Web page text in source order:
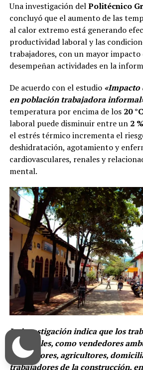
Una investigación delPolitécnico
concluyó que el aumento de las
al calor extremo está generando
productividad laboral y las
trabajadores, con un mayor impacto
desempeñan actividades en la
De acuerdo con el estudio «Impacto
en población trabajadora
temperatura por encima de los 20 °C
laboral puede disminuir entre un 2
el estrés térmico incrementa el
deshidratación, agotamiento y
cardiovasculares, renales y
mental.
La investigación indica que los
informales, como vendedores
recicladores, agricultores,
trabajadores de la construcción,